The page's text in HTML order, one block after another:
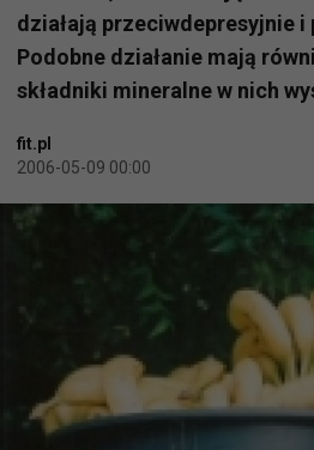
działają przeciwdepresyjnie
Podobne działanie mają
składniki mineralne w nich
fit.pl
2006-05-09 00:00